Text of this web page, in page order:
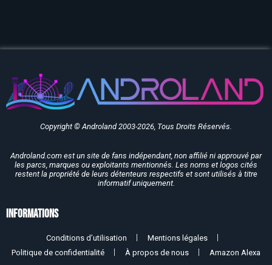
Copyright © Androland 2003-2026, Tous Droits Réservés.
Androland.com est un site de fans indépendant, non affilié ni approuvé par
les parcs, marques ou exploitants mentionnés. Les noms et logos cités
restent la propriété de leurs détenteurs respectifs et sont utilisés à titre
informatif uniquement.
Informations
Conditions d’utilisation
Mentions légales
Politique de confidentialité
À propos de nous Amazon Alexa